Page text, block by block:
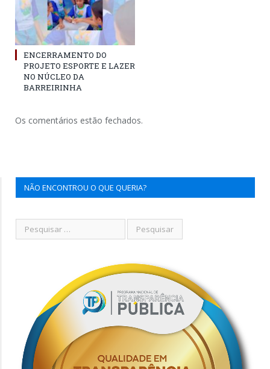
ENCERRAMENTO DO
PROJETO ESPORTE E LAZER
NO NÚCLEO DA
BARREIRINHA
Os comentários estão fechados.
NÃO ENCONTROU O QUE QUERIA?